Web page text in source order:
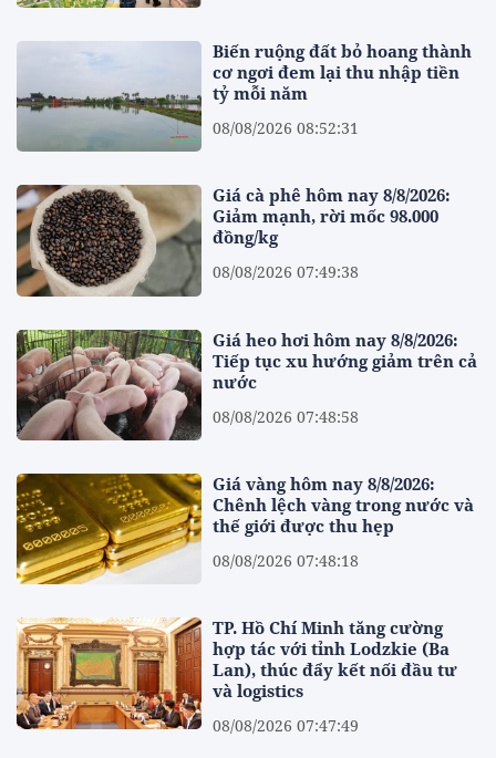
Biến ruộng đất bỏ hoang thành
cơ ngơi đem lại thu nhập tiền
tỷ mỗi năm
08/08/2026 08:52:31
Giá cà phê hôm nay 8/8/2026:
Giảm mạnh, rời mốc 98.000
đồng/kg
08/08/2026 07:49:38
Giá heo hơi hôm nay 8/8/2026:
Tiếp tục xu hướng giảm trên cả
nước
08/08/2026 07:48:58
Giá vàng hôm nay 8/8/2026:
Chênh lệch vàng trong nước và
thế giới được thu hẹp
08/08/2026 07:48:18
TP. Hồ Chí Minh tăng cường
hợp tác với tỉnh Lodzkie (Ba
Lan), thúc đẩy kết nối đầu tư
và logistics
08/08/2026 07:47:49